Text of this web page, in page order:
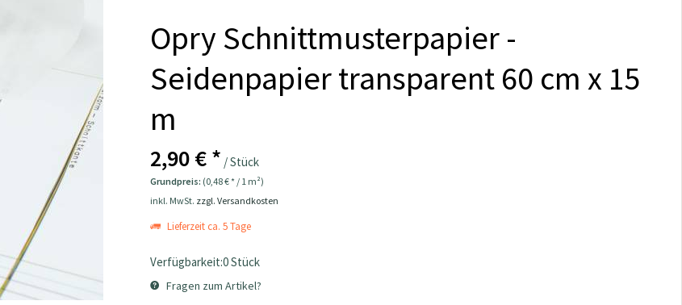
Opry Schnittmusterpapier -
Seidenpapier transparent 60 cm x 15
m
2,90 € * / Stück
Grundpreis: (0,48 € * / 1 m²)
inkl. MwSt. zzgl. Versandkosten
Lieferzeit ca. 5 Tage
Verfügbarkeit:0 Stück
Fragen zum Artikel?